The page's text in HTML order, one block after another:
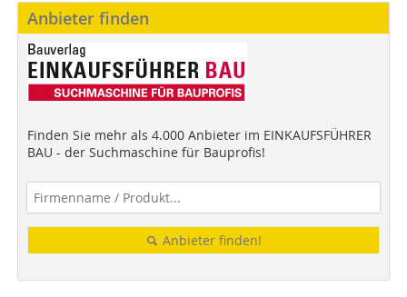
Anbieter finden
Finden Sie mehr als 4.000 Anbieter im EINKAUFSFÜHRER
BAU - der Suchmaschine für Bauprofis!
Anbieter finden!